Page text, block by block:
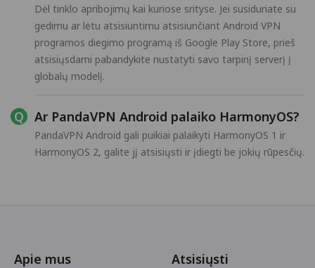
Dėl tinklo apribojimų kai kuriose srityse. Jei susiduriate su
gedimu ar lėtu atsisiuntimu atsisiunčiant Android VPN
programos diegimo programą iš Google Play Store, prieš
atsisiųsdami pabandykite nustatyti savo tarpinį serverį į
globalų modelį.
Ar PandaVPN Android palaiko HarmonyOS?
PandaVPN Android gali puikiai palaikyti HarmonyOS 1 ir
HarmonyOS 2, galite jį atsisiųsti ir įdiegti be jokių rūpesčių.
Apie mus Atsisiųsti